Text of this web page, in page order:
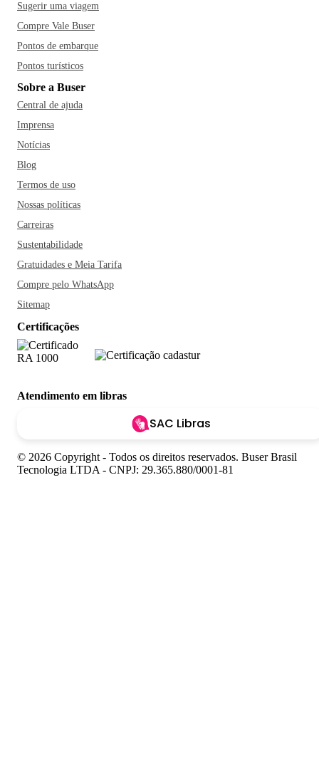
Sugerir uma viagem
Compre Vale Buser
Pontos de embarque
Pontos turísticos
Sobre a Buser
Central de ajuda
Imprensa
Notícias
Blog
Termos de uso
Nossas políticas
Carreiras
Sustentabilidade
Gratuidades e Meia Tarifa
Compre pelo WhatsApp
Sitemap
Certificações
Atendimento em libras
SAC Libras
© 2026 Copyright - Todos os direitos reservados. Buser Brasil
Tecnologia LTDA - CNPJ: 29.365.880/0001-81